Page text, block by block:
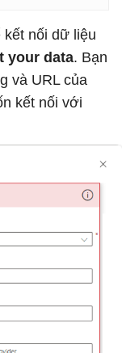
kết nối dữ liệu
your data. Bạn
và URL của
kết nối với